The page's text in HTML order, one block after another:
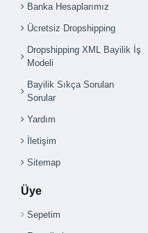
Banka Hesaplarımız
Ücretsiz Dropshipping
Dropshipping XML Bayilik İş
Modeli
Bayilik Sıkça Sorulan
Sorular
Yardım
İletişim
Sitemap
Üye
Sepetim